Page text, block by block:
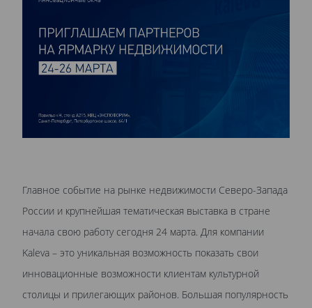
Главное событие на рынке недвижимости Северо-Запада
России и крупнейшая тематическая выставка в стране
начала свою работу сегодня 24 марта. Для компании
Kaleva – это уникальная возможность показать свои
инновационные возможности клиентам культурной
столицы и прилегающих районов. Большая популярность